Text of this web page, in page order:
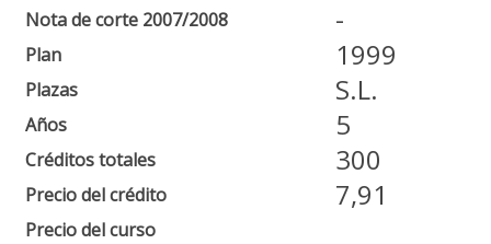
Nota de corte 2007/2008
Plan
Plazas
Años
Créditos totales
Precio del crédito
Precio del curso
-
1999
S.L.
5
300
7,91